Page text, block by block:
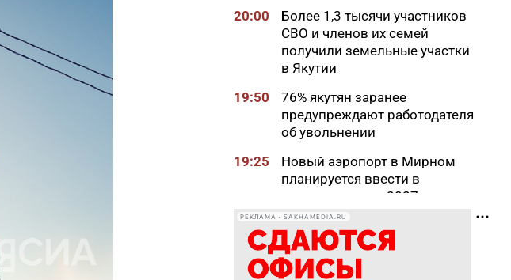
20:00
Более 1,3 тысячи участников
СВО и членов их семей
получили земельные участки
в Якутии
19:50
76% якутян заранее
предупреждают работодателя
об увольнении
19:25
Новый аэропорт в Мирном
планируется ввести в
эксплуатацию в 2027 году
19:00
В Якутии работает пилотный
проект «Маршрут заботы» для
пациентов после выписки
РЕКЛАМА • SAKHAMEDIA.RU